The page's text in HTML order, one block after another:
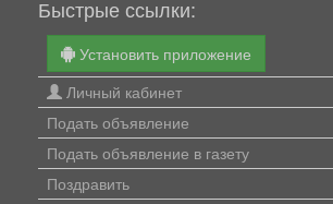
Быстрые ссылки:
Установить приложение
Личный кабинет
Подать объявление
Подать объявление в газету
Поздравить